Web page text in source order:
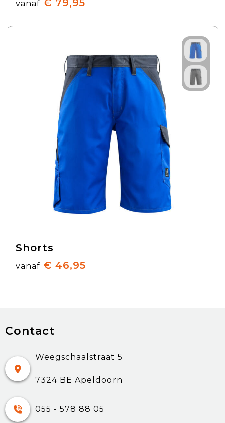
vanaf € 79,95
Shorts
vanaf € 46,95
Contact
Weegschaalstraat 5
7324 BE Apeldoorn
055 - 578 88 05